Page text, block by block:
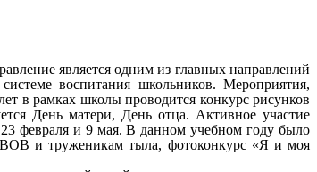
является одним из главных направлений
воспитания школьников. Мероприятия,
в рамках школы проводится конкурс рисунков
День матери, День отца. Активное участие
февраля и 9 мая. В данном учебном году было
и труженикам тыла, фотоконкурс «Я и моя